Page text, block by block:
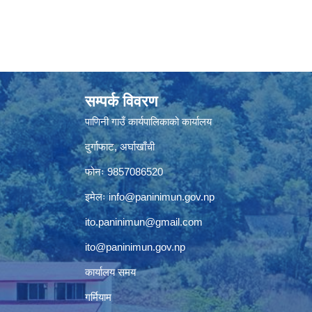
सम्पर्क विवरण
पाणिनी गाउँ कार्यपालिकाको कार्यालय
दुर्गाफाट, अर्घाखाँची
फोनः 9857086520
इमेलःinfo@paninimun.gov.np
ito.paninimun@gmail.com
ito@paninimun.gov.np
कार्यालय समय
गर्मियाम